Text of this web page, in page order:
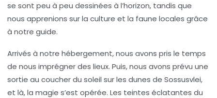
se sont peu à peu dessinées à l’horizon, tandis que
nous apprenions sur la culture et la faune locales grâce
à notre guide.
Arrivés à notre hébergement, nous avons pris le temps
de nous imprégner des lieux. Puis, nous avons prévu une
sortie au coucher du soleil sur les dunes de Sossusvlei,
et là, la magie s’est opérée. Les teintes éclatantes du